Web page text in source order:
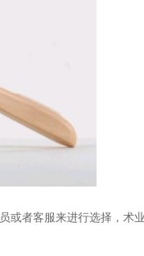
或者客服来进行选择，术